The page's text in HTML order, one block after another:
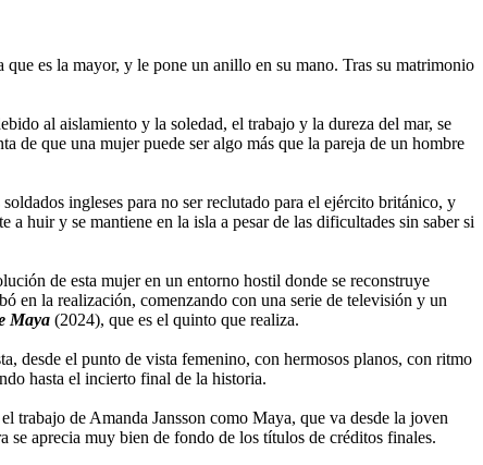
es la mayor, y le pone un anillo en su mano. Tras su matrimonio
al aislamiento y la soledad, el trabajo y la dureza del mar, se
de que una mujer puede ser algo más que la pareja de un hombre
ingleses para no ser reclutado para el ejército británico, y
huir y se mantiene en la isla a pesar de las dificultades sin saber si
de esta mujer en un entorno hostil donde se reconstruye
en la realización, comenzando con una serie de televisión y un
Maya (2024), que es el quinto que realiza.
desde el punto de vista femenino, con hermosos planos, con ritmo
hasta el incierto final de la historia.
trabajo de Amanda Jansson como Maya, que va desde la joven
se aprecia muy bien de fondo de los títulos de créditos finales.